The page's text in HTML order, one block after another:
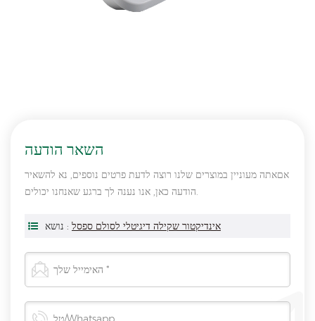
השאר הודעה
אםאתה מעוניין במוצרים שלנו רוצה לדעת פרטים נוספים, נא להשאיר
הודעה כאן, אנו נענה לך ברגע שאנחנו יכולים.
נושא : אינדיקטור שקילה דיגיטלי לסולם ספסל